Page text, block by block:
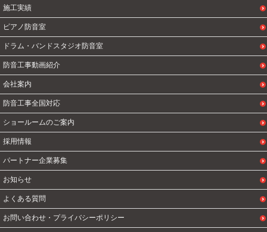
施工実績
ピアノ防音室
ドラム・バンドスタジオ防音室
防音工事動画紹介
会社案内
防音工事全国対応
ショールームのご案内
採用情報
パートナー企業募集
お知らせ
よくある質問
お問い合わせ・プライバシーポリシー